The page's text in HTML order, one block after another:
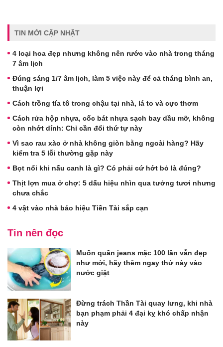
TIN MỚI CẬP NHẬT
4 loại hoa đẹp nhưng không nên rước vào nhà trong tháng
7 âm lịch
Đúng sáng 1/7 âm lịch, làm 5 việc này để cả tháng bình an,
thuận lợi
Cách trồng tía tô trong chậu tại nhà, lá to và cực thơm
Cách rửa hộp nhựa, cốc bát nhựa sạch bay dầu mỡ, không
còn nhớt dính: Chỉ cần đổi thứ tự này
Vì sao rau xào ở nhà không giòn bằng ngoài hàng? Hãy
kiểm tra 5 lỗi thường gặp này
Bọt nổi khi nấu canh là gì? Có phải cứ hớt bỏ là đúng?
Thịt lợn mua ở chợ: 5 dấu hiệu nhìn qua tưởng tươi nhưng
chưa chắc
4 vật vào nhà báo hiệu Tiền Tài sắp cạn
Tin nên đọc
Muốn quần jeans mặc 100 lần vẫn đẹp
như mới, hãy thêm ngay thứ này vào
nước giặt
Đừng trách Thần Tài quay lưng, khi nhà
bạn phạm phải 4 đại kỵ khó chấp nhận
này